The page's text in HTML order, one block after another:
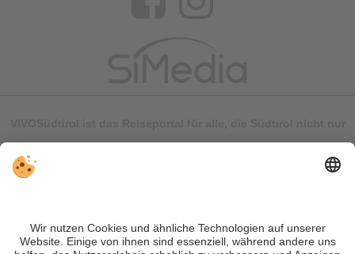
können Fehler auftreten. Wir übernehmen keine Gewähr für